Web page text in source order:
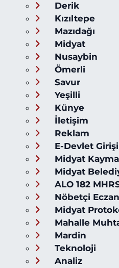
Derik
Kızıltepe
Mazıdağı
Midyat
Nusaybin
Ömerli
Savur
Yeşilli
Künye
İletişim
Reklam
E-Devlet Girişi
Midyat
Midyat
ALO 182
Nöbetçi
Midyat
Mahalle
Mardin
Teknoloji
Analiz